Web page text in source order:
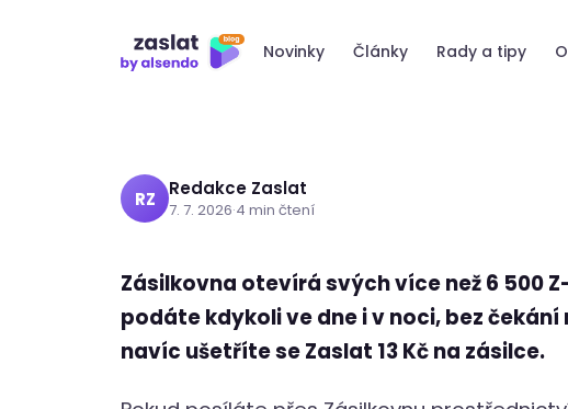
Novinky Články Rady a tipy
Zásilkovnu 24/7
RZ Redakce Zaslat
7. 7. 2026·4 min čtení
Zásilkovna otevírá svých více než 6 500
podáte kdykoli ve dne i v noci, bez
navíc ušetříte se Zaslat 13 Kč na zásilce.